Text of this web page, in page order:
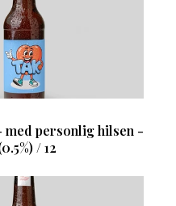
personlig hilsen -
/ 12